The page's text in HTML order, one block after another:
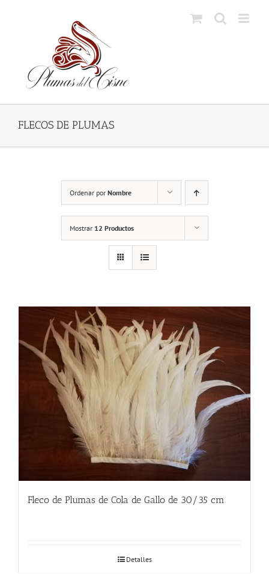
FLECOS DE PLUMAS
Ordenar por Nombre
Mostrar 12 Productos
Fleco de Plumas de Cola de Gallo de 30/35 cm
Detalles